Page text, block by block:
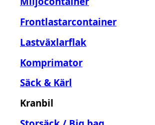
Frontlastarcontainer
Lastväxlarflak
Komprimator
Säck & Kärl
Kranbil